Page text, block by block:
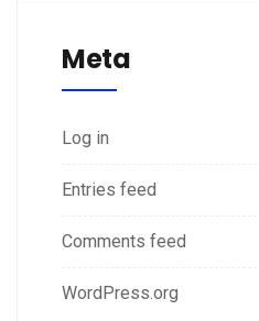
Meta
Log in
Entries feed
Comments feed
WordPress.org